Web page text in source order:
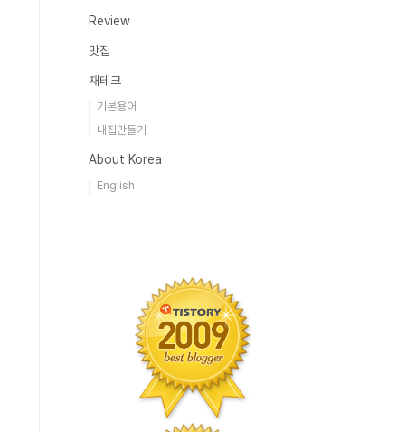
Review
맛집
재테크
기본용어
내집만들기
About Korea
English